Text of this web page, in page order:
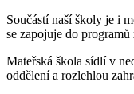
Součástí naší školy je i
se zapojuje do
Mateřská škola sídlí v
oddělení a rozlehlou